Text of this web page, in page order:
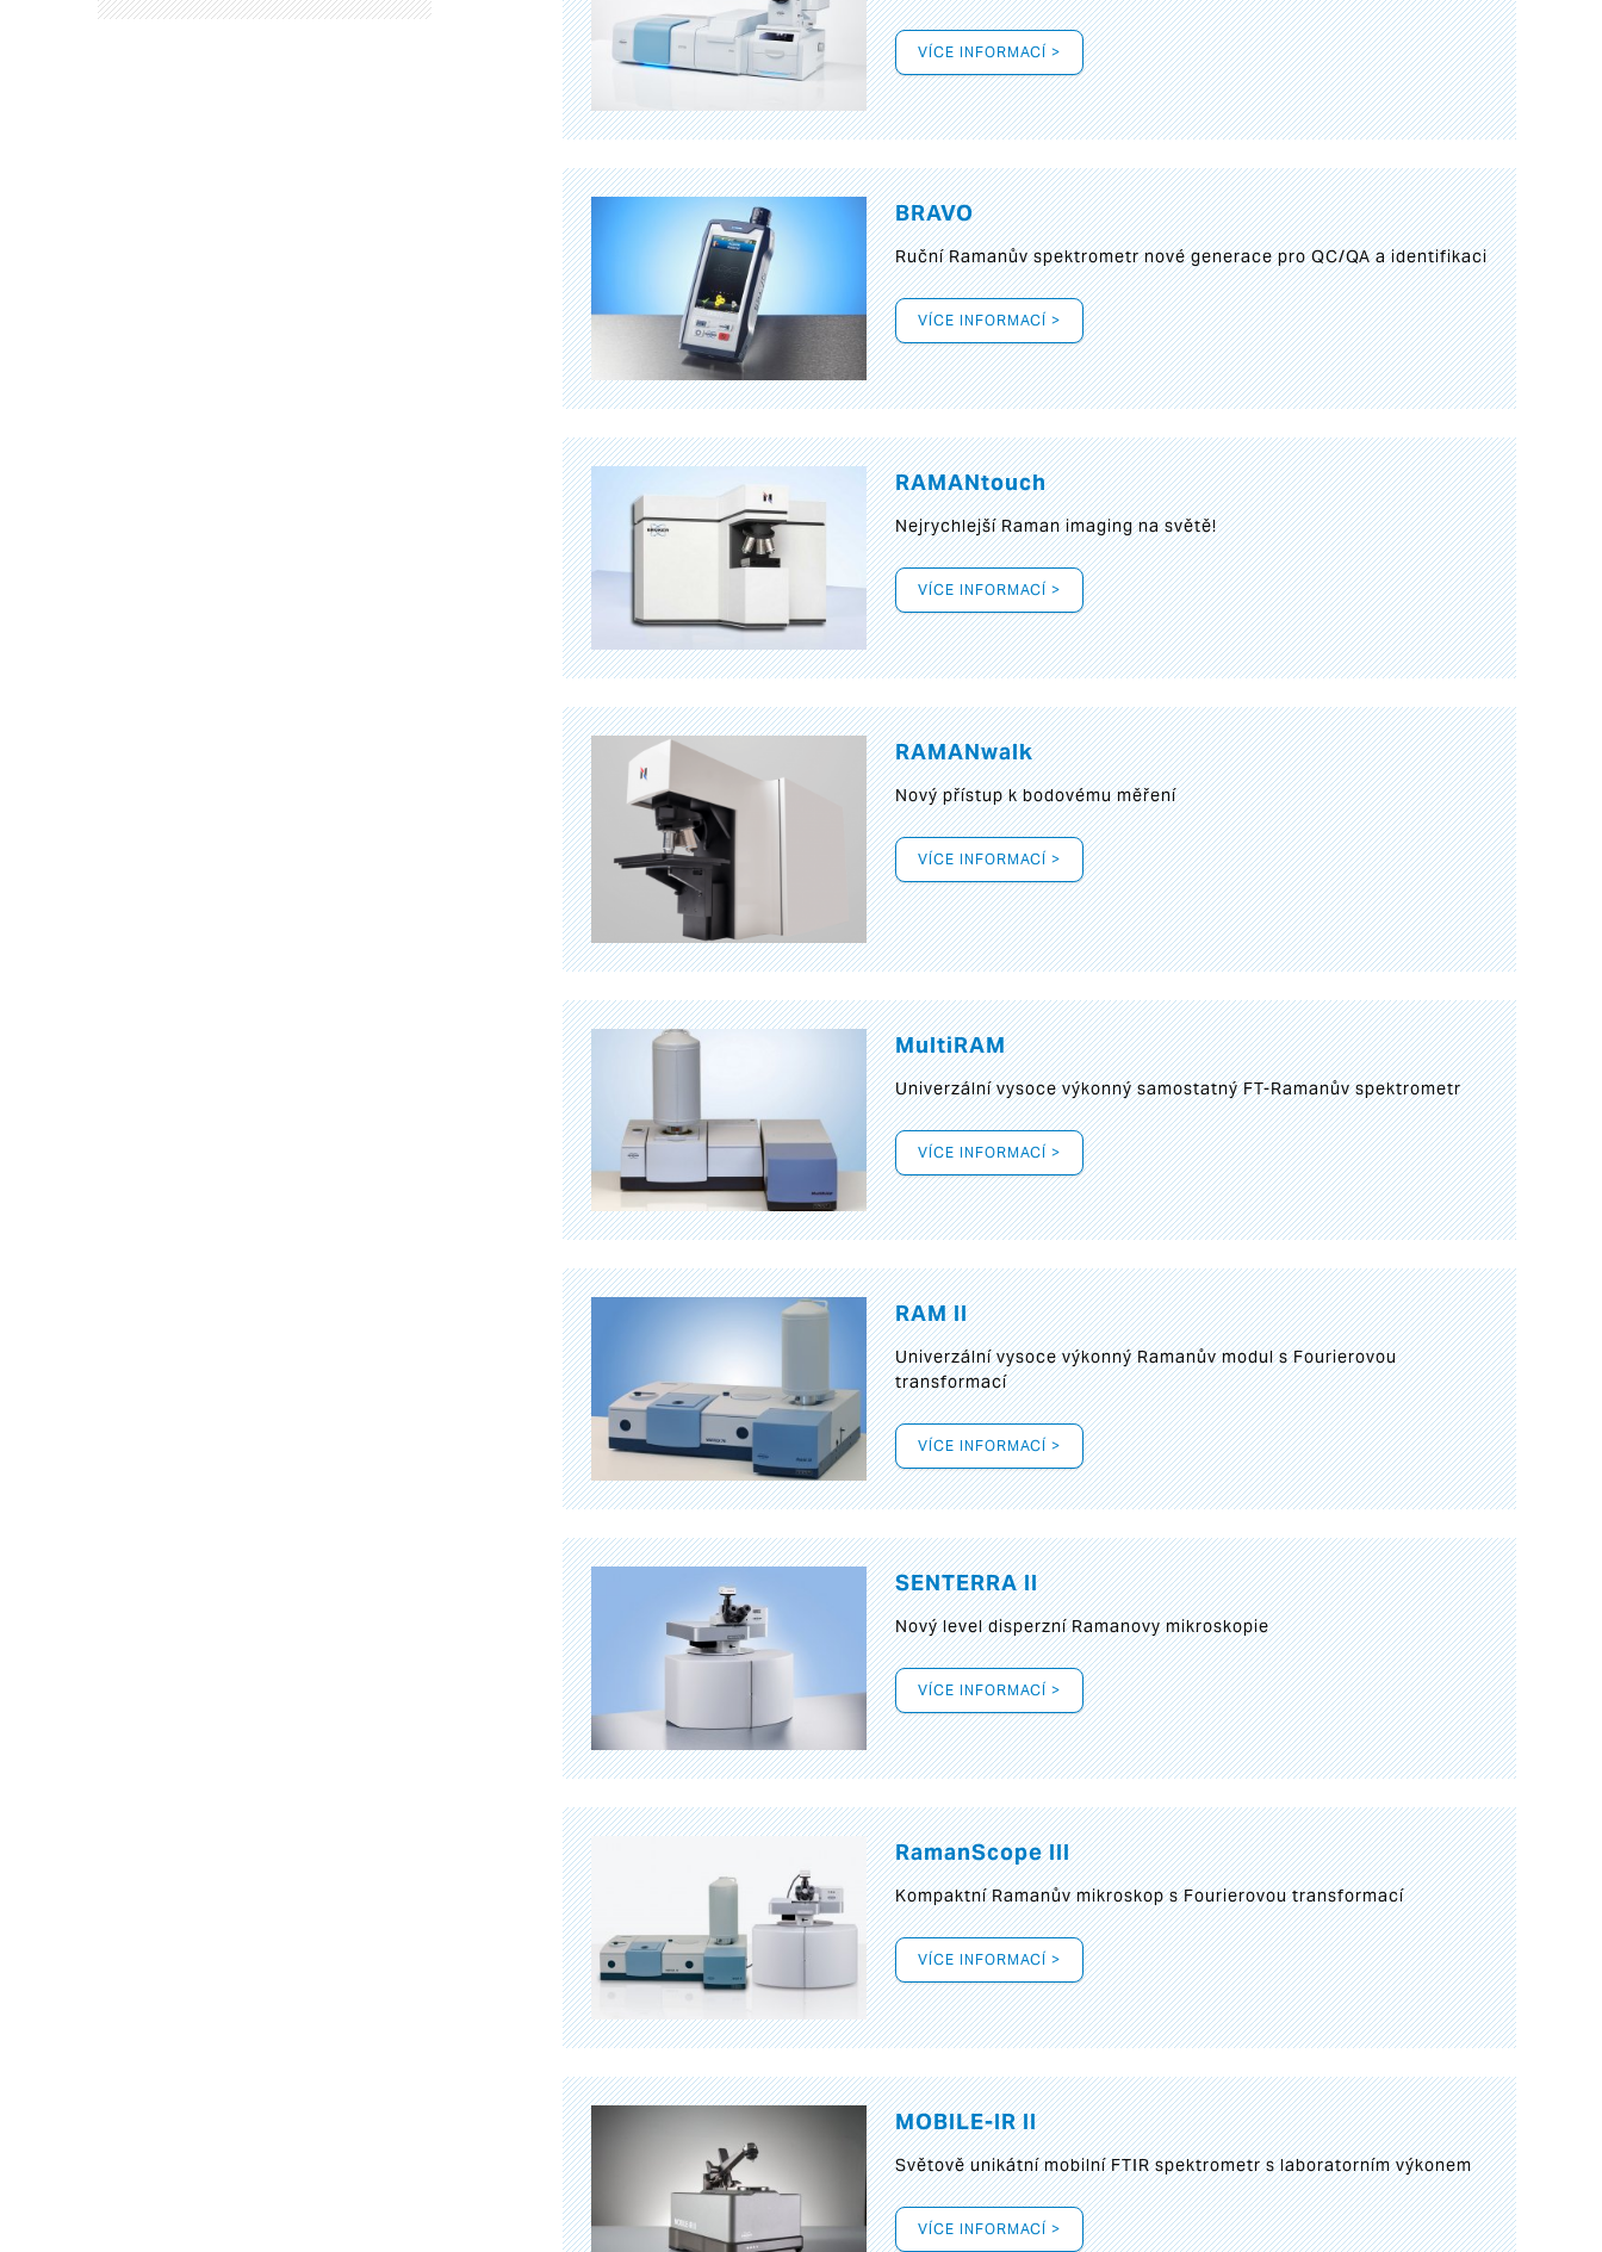
VÍCE INFORMACÍ >
BRAVO
Ruční Ramanův spektrometr nové generace pro QC/QA a identifikaci
VÍCE INFORMACÍ >
RAMANtouch
Nejrychlejší Raman imaging na světě!
VÍCE INFORMACÍ >
RAMANwalk
Nový přístup k bodovému měření
VÍCE INFORMACÍ >
MultiRAM
Univerzální vysoce výkonný samostatný FT-Ramanův spektrometr
VÍCE INFORMACÍ >
RAM II
Univerzální vysoce výkonný Ramanův modul s Fourierovou
transformací
VÍCE INFORMACÍ >
SENTERRA II
Nový level disperzní Ramanovy mikroskopie
VÍCE INFORMACÍ >
RamanScope III
Kompaktní Ramanův mikroskop s Fourierovou transformací
VÍCE INFORMACÍ >
MOBILE-IR II
Světově unikátní mobilní FTIR spektrometr s laboratorním výkonem
VÍCE INFORMACÍ >